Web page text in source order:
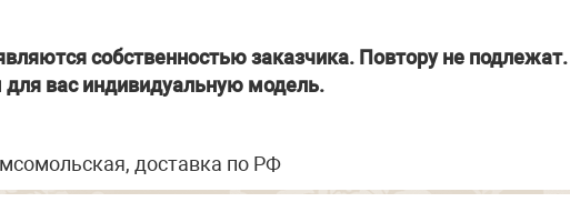
собственностью заказчика. Повтору не подлежат.
вас индивидуальную модель.
доставка по РФ